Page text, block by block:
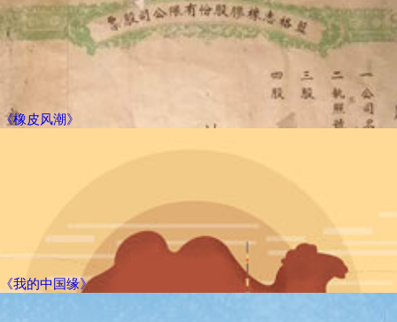
《橡皮风潮》
《我的中国缘》